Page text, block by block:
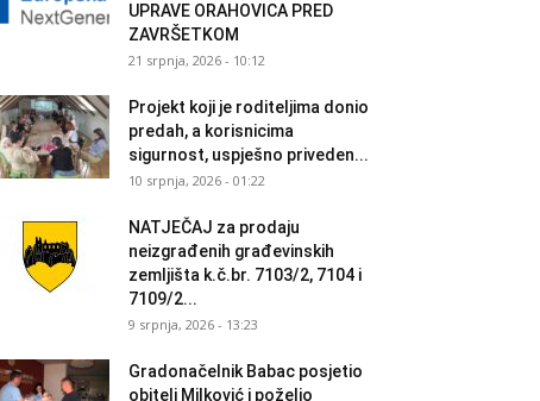
UPRAVE ORAHOVICA PRED
ZAVRŠETKOM
21 srpnja, 2026 - 10:12
Projekt koji je roditeljima donio
predah, a korisnicima
sigurnost, uspješno priveden...
10 srpnja, 2026 - 01:22
NATJEČAJ za prodaju
neizgrađenih građevinskih
zemljišta k.č.br. 7103/2, 7104 i
7109/2...
9 srpnja, 2026 - 13:23
Gradonačelnik Babac posjetio
obitelj Milković i poželio